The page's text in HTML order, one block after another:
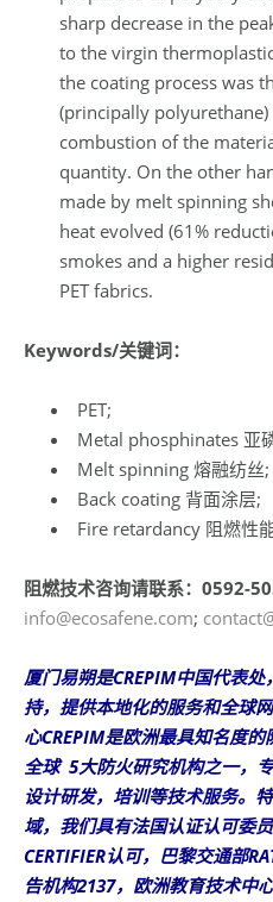
sharp decrease in the
to the virgin
the coating process was
(principally
combustion of the
quantity. On the other
made by melt spinning
heat evolved (61%
smokes and a higher
PET fabrics.
Keywords/关键词：
PET;
Metal phosphinates 亚
Melt spinning 熔融纺丝;
Back coating 背面涂层;
Fire retardancy 阻燃性
阻燃技术咨询请联系：0592-
info@ecosafene.com;
厦门易朔是CREPIM中国代表
持，提供本地化的服务和全球
心CREPIM是欧洲最具知名度
全球 5大防火研究机构之一，
设计研发，培训等技术服务。
域，我们具有法国认证认可委
CERTIFIER认可，巴黎交通部
告机构2137，欧洲教育技术中